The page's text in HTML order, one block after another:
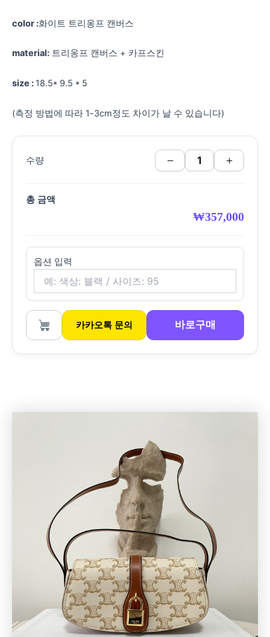
color :화이트 트리옹프 캔버스
material: 트리옹프 캔버스 + 카프스킨
size : 18.5* 9.5 * 5
(측정 방법에 따라 1-3cm정도 차이가 날 수 있습니다)
수량 − +
총 금액
₩357,000
옵션 입력
카카오톡 문의 바로구매